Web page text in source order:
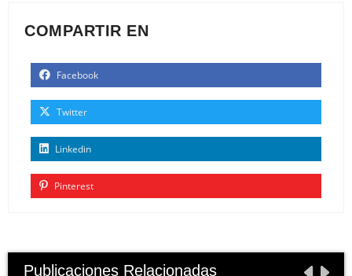
COMPARTIR EN
Facebook
Twitter
Linkedin
Pinterest
Publicaciones Relacionadas